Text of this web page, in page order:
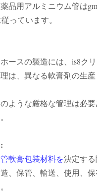
品用アルミニウム管は
っています。
ースの製造には、is8
は、異なる軟膏剤の生産
ような厳格な管理は必
軟膏包装材料を決定す
、保管、輸送、使用、